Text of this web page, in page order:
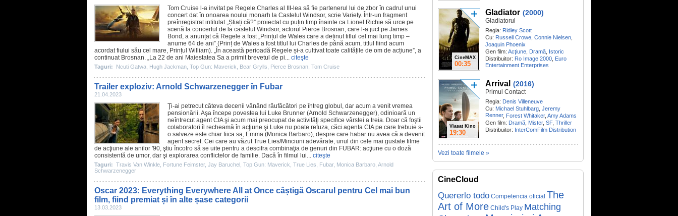
Tom Cruise l-a invitat pe Regele Charles al III-lea să fie partenerul lui de zbor în cadrul unui
concert dat în onoarea noului monarh la Castelul Windsor, scrie Variety. Într-un fragment
preînregistrat intitulat „Știați că?” proiectat cu puțin timp înainte ca Lionel Richie să urce pe
scenă la concertul de la castelul Windsor, actorul
Pierce Brosnan, care l-a juct pe James
Bond, a anunțat că Regele a fost „Prințul de Wales care a deținut titlul cel mai lung timp –
anume 64 de ani” (Prinț de Wales a fost titlul lui Charles de până acum, titlul fiind acum
acordat fiului său cel mare, Prințul William). „În această perioadă Regele și-a cultivat toate calitățile de om de acțiune”, a
continuat Brosnan. „La 22 de ani Maiestatea Sa a primit brevetul de pi... citeşte
Taguri: Ncuti Gatwa Hugh Jackman Top Gun: Maverick Bear Grylls Pierce Brosnan Tom Cruise
Trailer exploziv: Arnold Schwarzenegger în Fubar
21.04.2023
Ţi-ai petrecut câteva decenii vânând răufăcători pe întreg globul, dar acum a venit vremea
pensionării. Aşa începe povestea lui Luke Brunner (Arnold Schwarzenegger), odinioară un
neîntrecut agent CIA şi acum mai preocupat de activităţi specifice vârstei a treia. Doar că foştii
colaboratori îl recheamă în acţiune şi Luke nu poate refuza, căci agenta CIA pe care trebuie s-
o salveze este chiar fiica sa, Emma (Monica Barbaro), despre care habar nu avea că a devenit
agent secret. Cei care au văzut True Lies/Minciuni adevărate, unul din cele mai gustate filme
de acţiune ale anilor '90, ştiu încotro să se uite pentru a descifra combinaţia de genuri din FUBAR: acţiune cu o doză
consistentă de umor, dar şi explorarea conflictelor de familie. Dacă în filmul lui... citeşte
Taguri: Travis Van Winkle Fortune Feimster, Jay Baruchel Top Gun: Maverick True Lies Fubar, Monica Barbaro Arnold
Schwarzenegger
Oscar 2023: Everything Everywhere All at Once câștigă Oscarul pentru Cel mai bun
film, fiind premiat și în alte șase categorii
13.03.2023
CineMAX
00:35
Gladiator (2000)
Gladiatorul
Regia: Ridley Scott
Cu: Russell Crowe Connie Nielsen
Joaquin Phoenix
Gen film: Acţiune Dramă Istoric
Distribuitor: Ro Image 2000 Euro
Entertainment Enterprises
Viasat Kino
19:30
Arrival (2016)
Primul Contact
Regia: Denis Villeneuve
Cu: Michael Stuhlbarg Jeremy
Renner, Forest Whitaker, Amy Adams
Gen film: Dramă Mister, SF, Thriller
Distribuitor: InterComFilm Distribution
Vezi toate filmele »
CineCloud
Quererlo todo Competencia oficial The
Art of More Child's Play Matching